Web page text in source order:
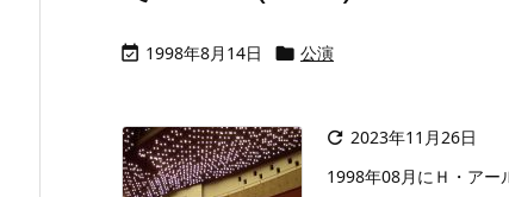
 1998年8月14日  公演
 2023年11月26日
1998年08月にＨ・アー